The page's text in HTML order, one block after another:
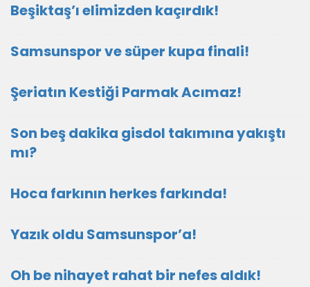
Beşiktaş’ı elimizden kaçırdık!
Samsunspor ve süper kupa finali!
Şeriatın Kestiği Parmak Acımaz!
Son beş dakika gisdol takımına yakıştı
mı?
Hoca farkının herkes farkında!
Yazık oldu Samsunspor’a!
Oh be nihayet rahat bir nefes aldık!